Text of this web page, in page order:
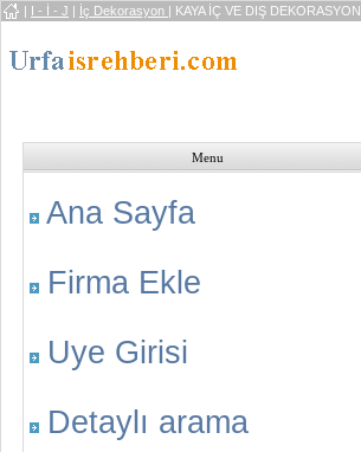
| I - İ - J | İç Dekorasyon | KAYA İÇ VE DIŞ DEKORASYON
Menu
Ana Sayfa
Firma Ekle
Uye Girisi
Detaylı arama